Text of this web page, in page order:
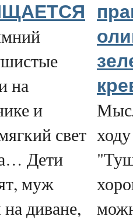
на
и
свет
Дети
муж
диване,